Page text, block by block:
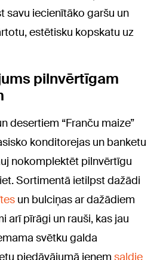
savu iecienītāko garšu un
estētisku kopskatu uz
pilnvērtīgam
desertiem “Franču maize”
konditorejas un banketu
nokomplektēt pilnvērtīgu
Sortimentā ietilpst dažādi
un bulciņas ar dažādiem
arī pīrāgi un rauši, kas jau
svētku galda
piedāvājumā ieņem saldie